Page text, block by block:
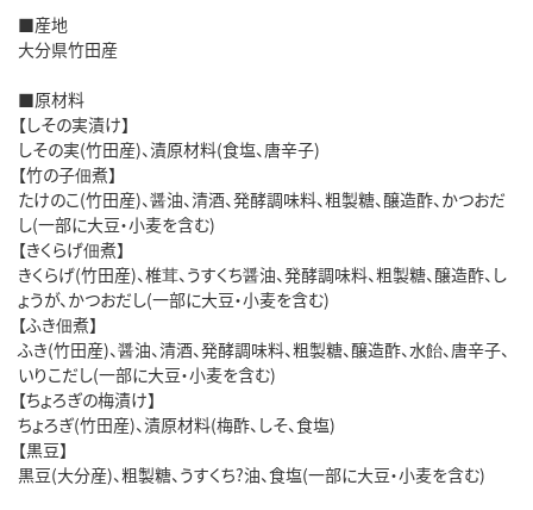
■産地
大分県竹田産
■原材料
【しその実漬け】
しその実(竹田産)、漬原材料(食塩、唐辛子)
【竹の子佃煮】
たけのこ(竹田産)、醤油、清酒、発酵調味料、粗製糖、醸造酢、かつおだ
し(一部に大豆・小麦を含む)
【きくらげ佃煮】
きくらげ(竹田産)、椎茸、うすくち醤油、発酵調味料、粗製糖、醸造酢、し
ょうが、かつおだし(一部に大豆・小麦を含む)
【ふき佃煮】
ふき(竹田産)、醤油、清酒、発酵調味料、粗製糖、醸造酢、水飴、唐辛子、
いりこだし(一部に大豆・小麦を含む)
【ちょろぎの梅漬け】
ちょろぎ(竹田産)、漬原材料(梅酢、しそ、食塩)
【黒豆】
黒豆(大分産)、粗製糖、うすくち?油、食塩(一部に大豆・小麦を含む)